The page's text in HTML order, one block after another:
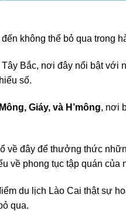
đến không thể bỏ qua trong
Bắc, nơi đây nổi bật với
số.
Mông, Giáy, và H’mông, nơi
về đây để thưởng thức
về phong tục tập quán của
du lịch Lào Cai thật sự
qua.